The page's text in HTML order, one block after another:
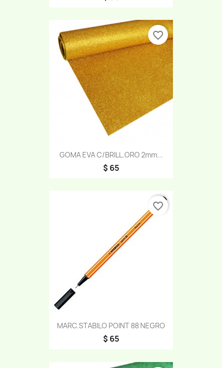
GOMA EVA C/BRILL.ORO 2mm...
$ 65
favorite_border
MARC.STABILO POINT 88 NEGRO
$ 65
favorite_border